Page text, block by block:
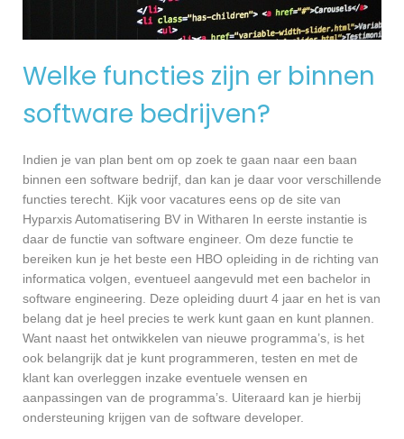
Welke functies zijn er binnen
software bedrijven?
Indien je van plan bent om op zoek te gaan naar een baan
binnen een software bedrijf, dan kan je daar voor verschillende
functies terecht. Kijk voor vacatures eens op de site van
Hyparxis Automatisering BV in Witharen In eerste instantie is
daar de functie van software engineer. Om deze functie te
bereiken kun je het beste een HBO opleiding in de richting van
informatica volgen, eventueel aangevuld met een bachelor in
software engineering. Deze opleiding duurt 4 jaar en het is van
belang dat je heel precies te werk kunt gaan en kunt plannen.
Want naast het ontwikkelen van nieuwe programma’s, is het
ook belangrijk dat je kunt programmeren, testen en met de
klant kan overleggen inzake eventuele wensen en
aanpassingen van de programma’s. Uiteraard kan je hierbij
ondersteuning krijgen van de software developer.